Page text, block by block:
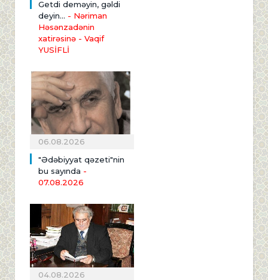
Getdi deməyin, gəldi
deyin... - Nəriman
Həsənzadənin
xatirəsinə - Vaqif
YUSİFLİ
06.08.2026
"Ədəbiyyat qəzeti"nin
bu sayında -
07.08.2026
04.08.2026